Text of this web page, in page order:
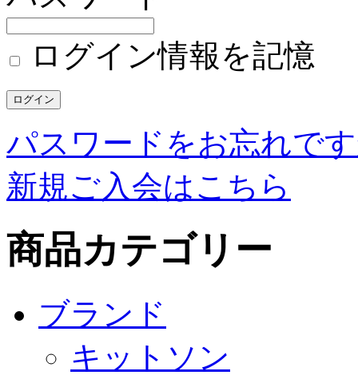
ログイン情報を記憶
パスワードをお忘れで
新規ご入会はこちら
商品カテゴリー
ブランド
キットソン